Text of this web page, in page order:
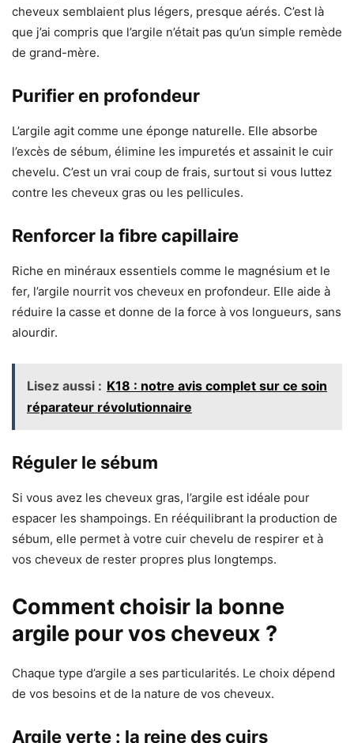
cheveux semblaient plus légers, presque aérés. C’est là
que j’ai compris que l’argile n’était pas qu’un simple remède
de grand-mère.
Purifier en profondeur
L’argile agit comme une éponge naturelle. Elle absorbe
l’excès de sébum, élimine les impuretés et assainit le cuir
chevelu. C’est un vrai coup de frais, surtout si vous luttez
contre les cheveux gras ou les pellicules.
Renforcer la fibre capillaire
Riche en minéraux essentiels comme le magnésium et le
fer, l’argile nourrit vos cheveux en profondeur. Elle aide à
réduire la casse et donne de la force à vos longueurs, sans
alourdir.
Lisez aussi : K18 : notre avis complet sur ce soin
réparateur révolutionnaire
Réguler le sébum
Si vous avez les cheveux gras, l’argile est idéale pour
espacer les shampoings. En rééquilibrant la production de
sébum, elle permet à votre cuir chevelu de respirer et à
vos cheveux de rester propres plus longtemps.
Comment choisir la bonne
argile pour vos cheveux ?
Chaque type d’argile a ses particularités. Le choix dépend
de vos besoins et de la nature de vos cheveux.
Argile verte : la reine des cuirs